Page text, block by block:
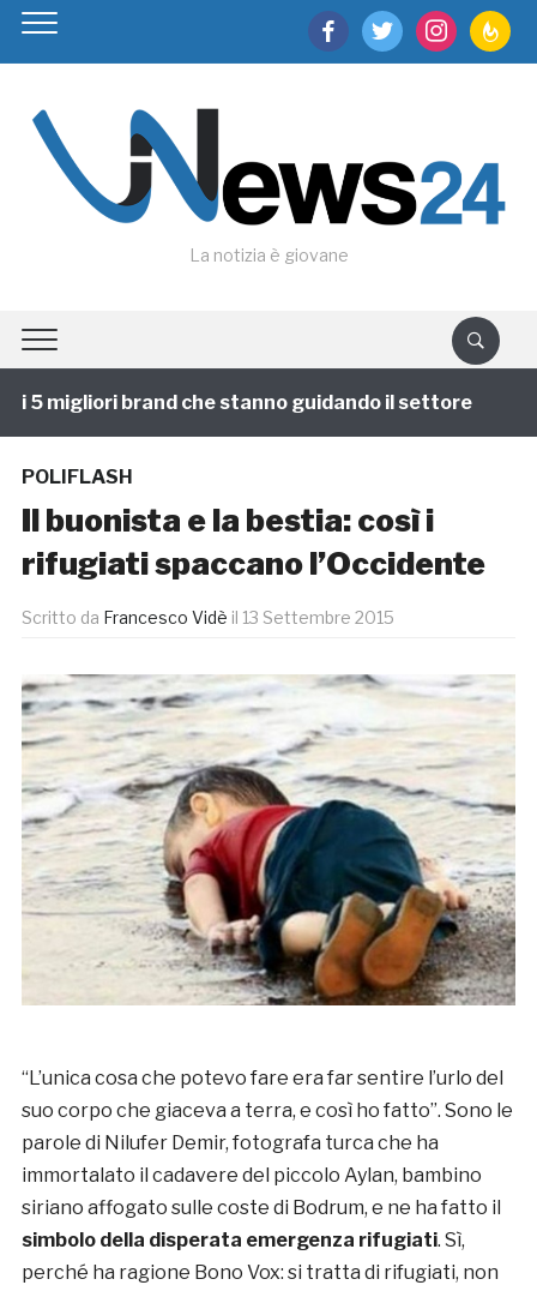
facebooktwitter instagram
La notizia è giovane
migliori brand che stanno guidando il settore
POLIFLASH
Il buonista e la bestia: così i
rifugiati spaccano l’Occidente
Scritto da Francesco Vidè il 13 Settembre 2015
“L’unica cosa che potevo fare era far sentire l’urlo del
suo corpo che giaceva a terra, e così ho fatto”. Sono le
parole di Nilufer Demir, fotografa turca che ha
immortalato il cadavere del piccolo Aylan, bambino
siriano affogato sulle coste di Bodrum, e ne ha fatto il
simbolo della disperata emergenza rifugiati. Sì,
perché ha ragione Bono Vox: si tratta di rifugiati, non